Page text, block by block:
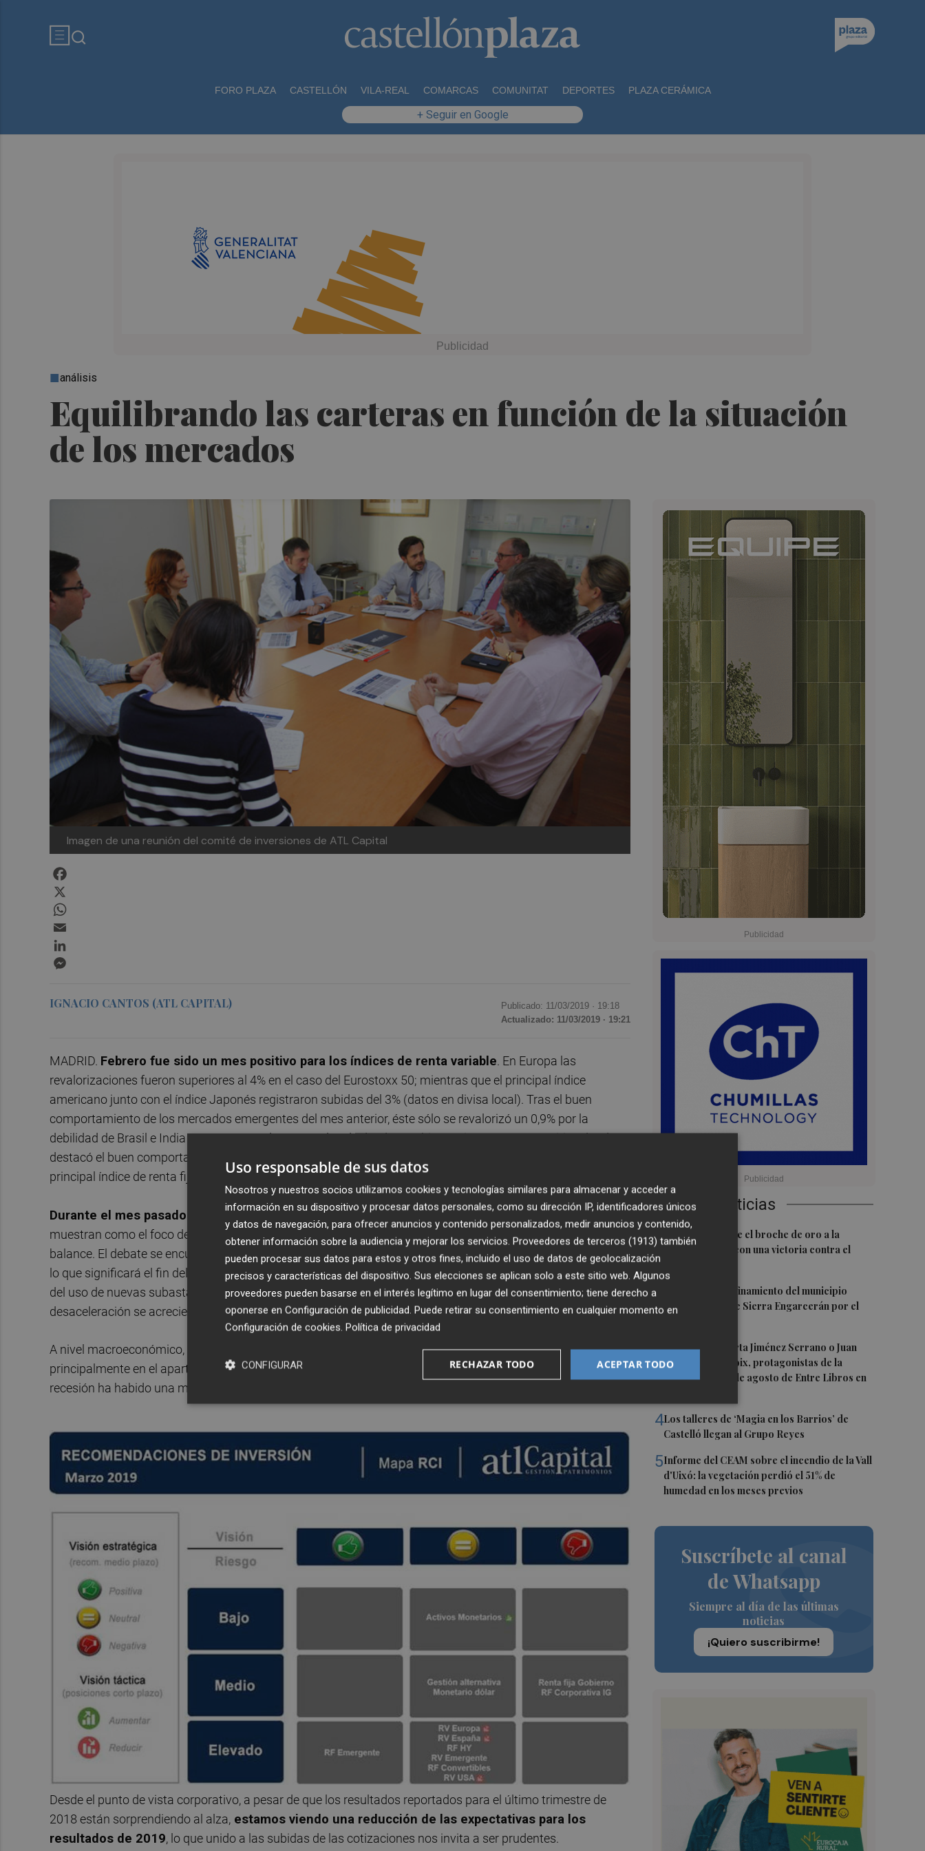
FORO PLAZA CASTELLÓN VILA-REAL COMARCAS COMUNITAT DEPORTES PLAZA CERÁMICA
+ Seguir en Google
Equilibrando las carteras en función de la situación
de los mercados
análisis
Imagen de una reunión del comité de inversiones de ATL Capital
Últimas Noticias
1 El Villarreal pone el broche de oro a la
pretemporada con una victoria contra el
2
Levantan el confinamiento del municipio
castellonense de Sierra Engarcerán por el
3Juan Tallón, Marta Jiménez Serrano o Juan
Evaristo Valls Boix, protagonistas de la
programación de agosto de Entre Libros en
4Los talleres de ‘Magia en los Barrios’ de
Castelló llegan al Grupo Reyes
5Informe del CEAM sobre el incendio de la Vall
d'Uixó: la vegetación perdió el 51% de
humedad en los meses previos
Suscríbete al canal
de Whatsapp
Siempre al día de las últimas
noticias
¡Quiero suscribirme!
IGNACIO CANTOS (ATL CAPITAL) Publicado: 11/03/2019 · 19:18
Actualizado: 11/03/2019 · 19:21
MADRID. Febrero fue sido un mes positivo para los índices de renta variable. En Europa las
revalorizaciones fueron superiores al 4% en el caso del Eurostoxx 50; mientras que el principal índice
americano junto con el índice Japonés registraron subidas del 3% (datos en divisa local). Tras el buen
comportamiento de los mercados emergentes del mes anterior, éste sólo se revalorizó un 0,9% por la
debilidad de Brasil e India entre otros. En los mercados de deuda, también tuvimos un mes positivo donde
destacó el buen comportamiento de la renta fija convertible y
principal índice de renta fija emergente en divisa cubierta logró revalorizarse un 0,8%.
Durante el mes pasado conocimos tanto las actas de la Fed como del BCE. Por parte de la Fed,
muestran como el foco de atención que antes estaba en la subida de tipos, ahora se centra en el tamaño del
balance. El debate se encuentra en qué momento del año anuncian que ya no seguirán reduciendo balance,
lo que significará el fin del proceso de normalización. Por su parte, las actas del BCE confirmaronn el análisis
del uso de nuevas subastas de liquidez, para compensar la debilidad de los últimos datos y evitar que la
desaceleración se acreciente.
A nivel macroeconómico, los indicadores adelantados se mantienen mostrando expansión,
principalmente en el apartado de servicios tanto en EE UU como en Europa y en nuestros indicadores de
recesión ha habido una mejora notable de los diferenciales de crédito.
Desde el punto de vista corporativo, a pesar de que los resultados reportados para el último trimestre de
2018 están sorprendiendo al alza, estamos viendo una reducción de las expectativas para los
resultados de 2019, lo que unido a las subidas de las cotizaciones nos invita a ser prudentes.
Uso responsable de sus datos
Nosotros y nuestros socios utilizamos cookies y tecnologías similares para almacenar y acceder a
información en su dispositivo y procesar datos personales, como su dirección IP, identificadores únicos
y datos de navegación, para ofrecer anuncios y contenido personalizados, medir anuncios y contenido,
obtener información sobre la audiencia y mejorar los servicios. Proveedores de terceros (1913) también
pueden procesar sus datos para estos y otros fines, incluido el uso de datos de geolocalización
precisos y características del dispositivo. Sus elecciones se aplican solo a este sitio web. Algunos
proveedores pueden basarse en el interés legítimo en lugar del consentimiento; tiene derecho a
oponerse en Configuración de publicidad. Puede retirar su consentimiento en cualquier momento en
Configuración de cookies. Política de privacidad
ACEPTAR TODO
RECHAZAR TODO
CONFIGURAR